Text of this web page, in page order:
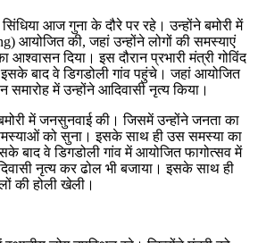
सिंधिया आज गुना के दौरे पर रहे। उन्होंने बमोरी में
आयोजित की, जहां उन्होंने लोगों की समस्याएं
दिया। इस दौरान प्रभारी मंत्री गोविंद
बाद वे डिगडोली गांव पहुंचे। जहां आयोजित
समारोह में उन्होंने आदिवासी नृत्य किया।
में जनसुनवाई की। जिसमें उन्होंने जनता का
को सुना। इसके साथ ही उस समस्या का
बाद वे डिगडोली गांव में आयोजित फागोत्सव में
नृत्य कर ढोल भी बजाया। इसके साथ ही
की होली खेली।